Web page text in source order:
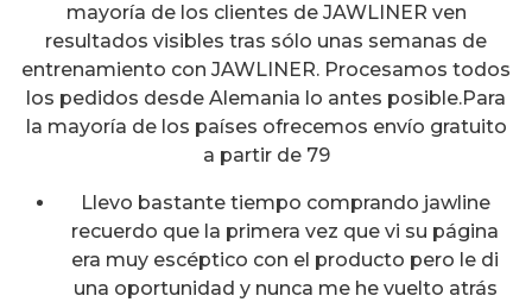
mayoría de los clientes de JAWLINER ven
resultados visibles tras sólo unas semanas de
entrenamiento con JAWLINER. Procesamos todos
los pedidos desde Alemania lo antes posible.Para
la mayoría de los países ofrecemos envío gratuito
a partir de 79
Llevo bastante tiempo comprando jawline
recuerdo que la primera vez que vi su página
era muy escéptico con el producto pero le di
una oportunidad y nunca me he vuelto atrás